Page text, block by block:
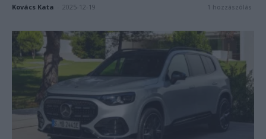
Kovács Kata 2025-12-19 1 hozzászólás